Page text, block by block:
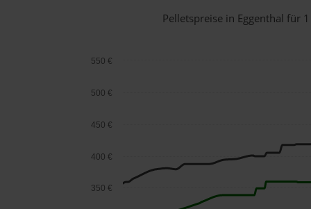
Pelletspreise in Eggenthal für
350 €
400 €
450 €
500 €
550 €